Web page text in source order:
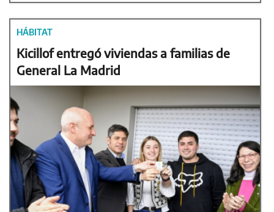
HÁBITAT
Kicillof entregó viviendas a familias de
General La Madrid